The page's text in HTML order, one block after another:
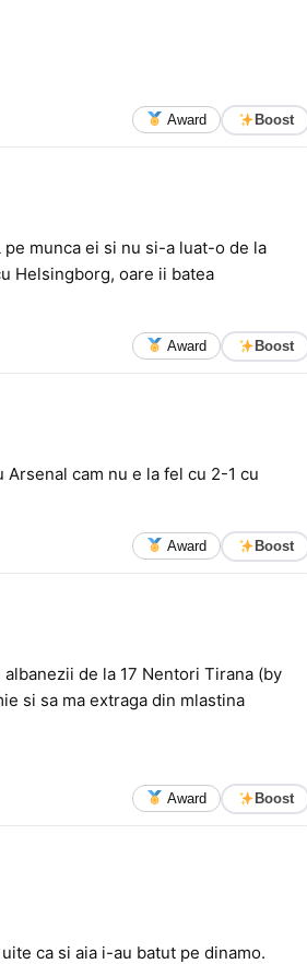
Award Boost
pe munca ei si nu si-a luat-o de la
Helsingborg, oare ii batea
Award Boost
cam nu e la fel cu 2-1 cu
Award Boost
de la 17 Nentori Tirana (by
si sa ma extraga din mlastina
Award Boost
ca si aia i-au batut pe dinamo.